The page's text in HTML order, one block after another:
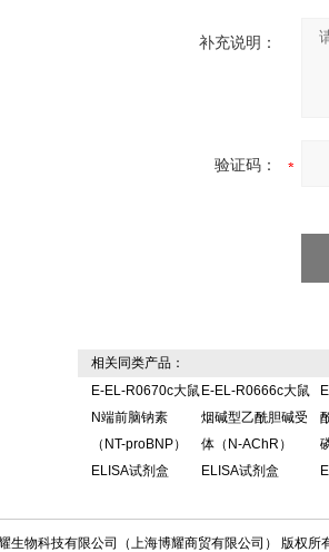
补充说明：
验证码：
相关同类产品：
E-EL-R0670c大鼠
N端前脑钠素
（NT-proBNP）
ELISA试剂盒
E-EL-R0666c大鼠
烟碱型乙酰胆碱受
体（N-AChR）
ELISA试剂盒
生物科技有限公司（上海博耀商贸有限公司） 版权所